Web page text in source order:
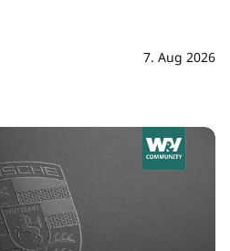
7. Aug 2026